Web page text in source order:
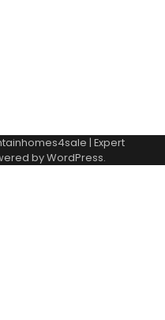
| Expert
byWordPress.